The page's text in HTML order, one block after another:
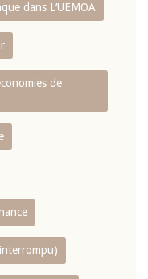
dans L‘UEMOA
de